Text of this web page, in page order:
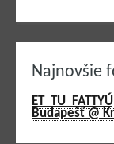
Najnovšie
ET TU
Budapešť @